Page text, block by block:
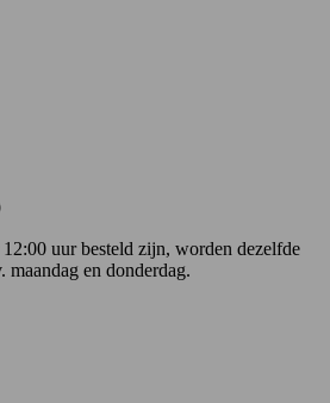
uur besteld zijn, worden dezelfde
en donderdag.